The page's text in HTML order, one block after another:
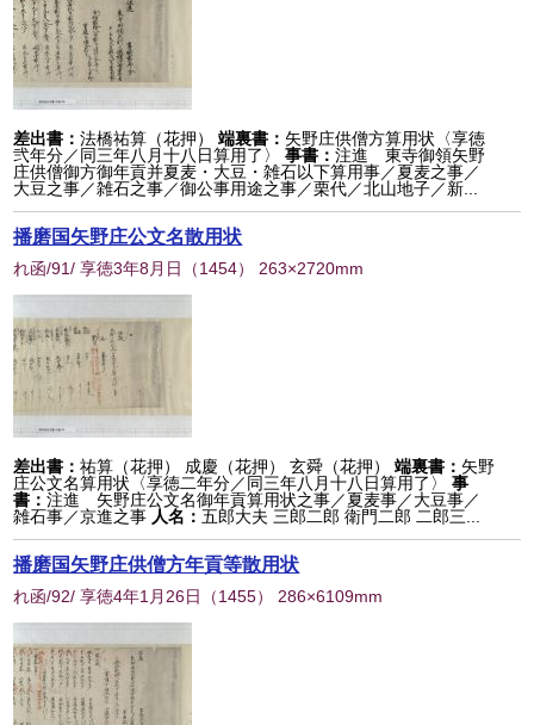
差出書：法橋祐算（花押） 端裏書： 矢野庄供僧方算用状〈享徳
弐年分／同三年八月十八日算用了〉
事書：注進 東寺御領矢野
庄供僧御方御年貢并夏麦・大豆・雑石以下算用事／夏麦之事／
大豆之事／雑石之事／御公事用途之事／栗代／北山地子／新...
播磨国矢野庄公文名散用状
れ函/91/ 享徳3年8月日 （1454） 263×2720mm
差出書：祐算（花押） 成慶（花押） 玄舜（花押） 端裏書： 矢野
庄公文名算用状〈享徳二年分／同三年八月十八日算用了〉
事
書：注進 矢野庄公文名御年貢算用状之事／夏麦事／大豆事／
雑石事／京進之事 人名：五郎大夫 三郎二郎 衛門二郎 二郎三...
播磨国矢野庄供僧方年貢等散用状
れ函/92/ 享徳4年1月26日 （1455） 286×6109mm